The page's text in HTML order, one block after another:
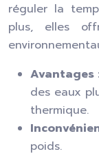
réguler la
plus, elles
Avantages
des eaux
thermique.
poids.